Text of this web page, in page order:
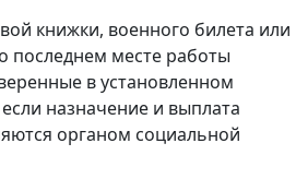
книжки, военного билета или
последнем месте работы
в установленном
назначение и выплата
органом социальной